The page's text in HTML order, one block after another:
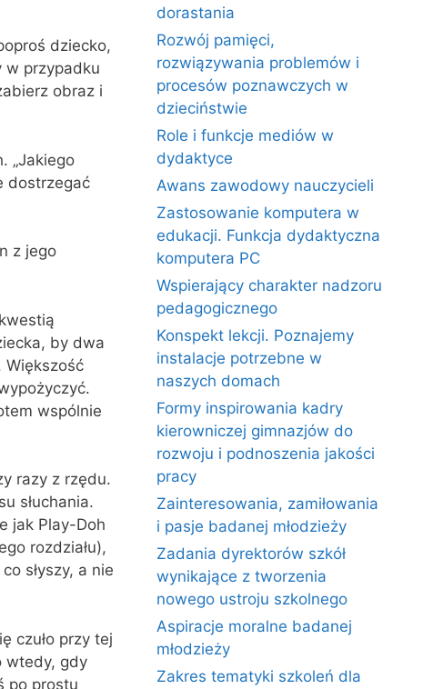
dziecko,
w przypadku
obraz i
„Jakiego
dostrzegać
z jego
by dwa
Większość
wspólnie
razy z rzędu.
słuchania.
jak Play-Doh
rozdziału),
słyszy, a nie
czuło przy tej
wtedy, gdy
po prostu
dorastania
Rozwój pamięci,
rozwiązywania problemów i
procesów poznawczych w
dzieciństwie
Role i funkcje mediów w
dydaktyce
Awans zawodowy nauczycieli
Zastosowanie komputera w
edukacji. Funkcja dydaktyczna
komputera PC
Wspierający charakter nadzoru
pedagogicznego
Konspekt lekcji. Poznajemy
instalacje potrzebne w
naszych domach
Formy inspirowania kadry
kierowniczej gimnazjów do
rozwoju i podnoszenia jakości
pracy
Zainteresowania, zamiłowania
i pasje badanej młodzieży
Zadania dyrektorów szkół
wynikające z tworzenia
nowego ustroju szkolnego
Aspiracje moralne badanej
młodzieży
Zakres tematyki szkoleń dla